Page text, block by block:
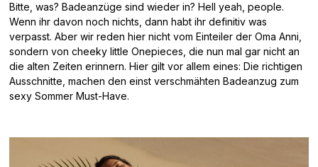
Bitte, was? Badeanzüge sind wieder in? Hell yeah, people.
Wenn ihr davon noch nichts, dann habt ihr definitiv was
verpasst. Aber wir reden hier nicht vom Einteiler der Oma Anni,
sondern von cheeky little Onepieces, die nun mal gar nicht an
die alten Zeiten erinnern. Hier gilt vor allem eines: Die richtigen
Ausschnitte, machen den einst verschmähten Badeanzug zum
sexy Sommer Must-Have.